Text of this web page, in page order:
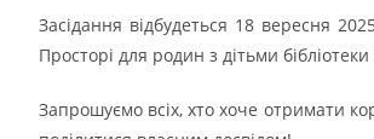
Засідання відбудеться 18 вересня
Просторі для родин з дітьми
Запрошуємо всіх, хто хоче отримати